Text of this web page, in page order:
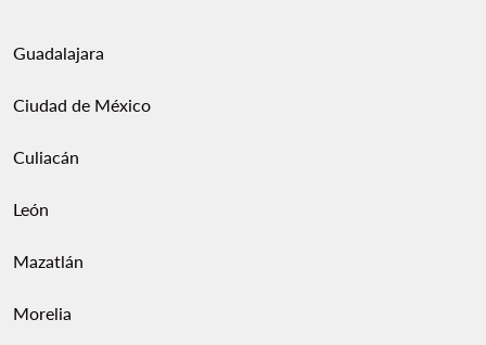
Guadalajara
Ciudad de México
Culiacán
León
Mazatlán
Morelia